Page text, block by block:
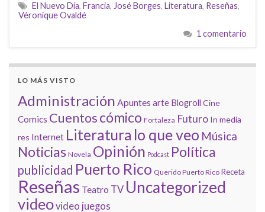
El Nuevo Día, Francia, José Borges, Literatura, Reseñas,
Véronique Ovaldé
1 comentario
LO MÁS VISTO
Administración Apuntes arte Blogroll Cine
Comics Cuentoscómico Fortaleza Futuro In media
res Internet Literatura lo que veo Música
Noticias Novela Opinión Podcast Política
publicidad Puerto Rico Querido Puerto Rico Receta
Reseñas Teatro TV Uncategorized
videovideo juegos